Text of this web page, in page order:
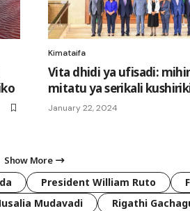
Kimataifa
Vita dhidi ya ufisadi:
mitatu ya serikali
January 22, 2024
Show More
President William Ruto
Mudavadi Rigathi